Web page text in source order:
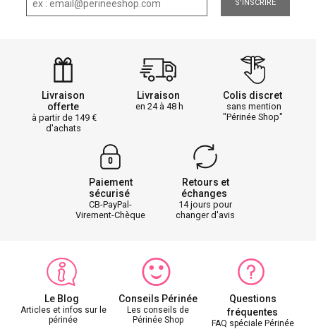
S'INSCRIRE
Livraison
offerte
à partir de 149
d'achats
Livraison
en 24 à 48 h
Colis discret
sans mention
"Périnée Shop"
Paiement
sécurisé
CB-PayPal-
Virement-Chèque
Retours et
échanges
14 jours pour
changer d'avis
Le Blog
Articles et infos sur le
périnée
Conseils Périnée
Les conseils de
Périnée Shop
Questions
fréquentes
FAQ spéciale Périnée